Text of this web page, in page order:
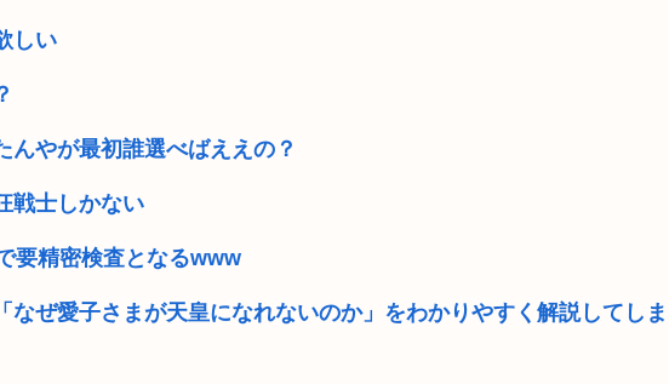
【社会】「昼職顔」
ファイナルファンタ
しい
んやが最初誰選べばええの？
戦士しかない
要精密検査となるwww
なぜ愛子さまが天皇になれないのか」をわかりやすく解説してしま